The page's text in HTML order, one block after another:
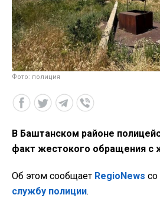
Фото: полиция
В Баштанском районе
факт жестокого обращения с
Об этом сообщает RegioNews
службу полиции.